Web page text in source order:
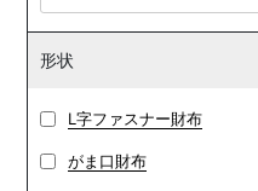
形状
L字ファスナー財布
がま口財布